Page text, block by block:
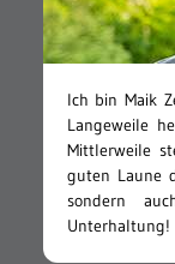
Ich bin Maik
Langeweile
Mittlerweile
guten Laune
sondern
Unterhaltung!